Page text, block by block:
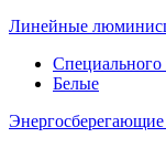
Линейные
Специального
Белые